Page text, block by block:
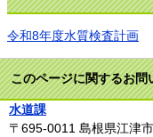
令和8年度水質検査計画
このページに関するお問
水道課
〒695-0011 島根県江津